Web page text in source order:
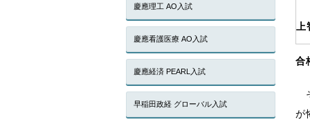
合
が
慶應理工 AO入試
慶應看護医療 AO入試
慶應経済 PEARL入試
早稲田政経 グローバル入試